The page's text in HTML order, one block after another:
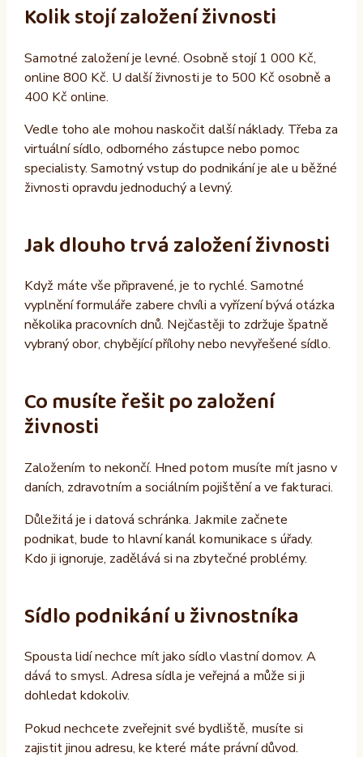
Kolik stojí založení živnosti
Samotné založení je levné. Osobně stojí 1 000 Kč,
online 800 Kč. U další živnosti je to 500 Kč osobně a
400 Kč online.
Vedle toho ale mohou naskočit další náklady. Třeba za
virtuální sídlo, odborného zástupce nebo pomoc
specialisty. Samotný vstup do podnikání je ale u běžné
živnosti opravdu jednoduchý a levný.
Jak dlouho trvá založení živnosti
Když máte vše připravené, je to rychlé. Samotné
vyplnění formuláře zabere chvíli a vyřízení bývá otázka
několika pracovních dnů. Nejčastěji to zdržuje špatně
vybraný obor, chybějící přílohy nebo nevyřešené sídlo.
Co musíte řešit po založení
živnosti
Založením to nekončí. Hned potom musíte mít jasno v
daních, zdravotním a sociálním pojištění a ve fakturaci.
Důležitá je i datová schránka. Jakmile začnete
podnikat, bude to hlavní kanál komunikace s úřady.
Kdo ji ignoruje, zadělává si na zbytečné problémy.
Sídlo podnikání u živnostníka
Spousta lidí nechce mít jako sídlo vlastní domov. A
dává to smysl. Adresa sídla je veřejná a může si ji
dohledat kdokoliv.
Pokud nechcete zveřejnit své bydliště, musíte si
zajistit jinou adresu, ke které máte právní důvod.